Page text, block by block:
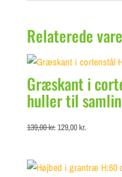
Relaterede
Græskant i
huller til
139,00kr.Original
139,00 kr..
129,00kr.
129,00 kr..